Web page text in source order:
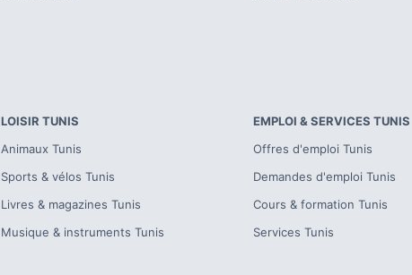
LOISIR TUNIS
Animaux Tunis
Sports & vélos Tunis
Livres & magazines Tunis
Musique & instruments Tunis
EMPLOI & SERVICES TUNIS
Offres d'emploi Tunis
Demandes d'emploi Tunis
Cours & formation Tunis
Services Tunis